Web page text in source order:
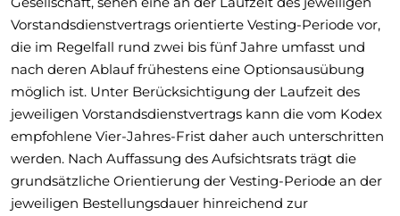
Vorstandsdienstvertrags orientierte Vesting-Periode vor,
die im Regelfall rund zwei bis fünf Jahre umfasst und
nach deren Ablauf frühestens eine Optionsausübung
möglich ist. Unter Berücksichtigung der Laufzeit des
jeweiligen Vorstandsdienstvertrags kann die vom Kodex
empfohlene Vier-Jahres-Frist daher auch unterschritten
werden. Nach Auffassung des Aufsichtsrats trägt die
grundsätzliche Orientierung der Vesting-Periode an der
jeweiligen Bestellungsdauer hinreichend zur